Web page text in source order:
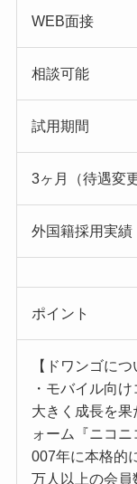
WEB面接
相談可能
試用期間
3ヶ月（待遇変
外国籍採用実績
ポイント
【ドワンゴにつ
・モバイル向
大きく成長を
ォーム『ニコ
007年に本格的
万人以上の会員